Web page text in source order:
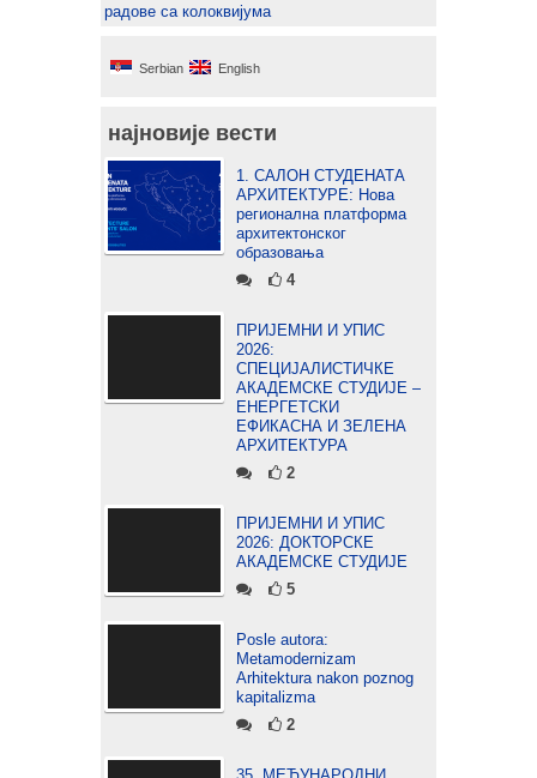
радове са колоквијума
Serbian English
најновије вести
1. САЛОН СТУДЕНАТА
АРХИТЕКТУРЕ: Нова
регионална платформа
архитектонског
образовања
4
ПРИЈЕМНИ И УПИС
2026:
СПЕЦИЈАЛИСТИЧКЕ
АКАДЕМСКЕ СТУДИЈЕ –
ЕНЕРГЕТСКИ
ЕФИКАСНА И ЗЕЛЕНА
АРХИТЕКТУРА
2
ПРИЈЕМНИ И УПИС
2026: ДОКТОРСКЕ
АКАДЕМСКЕ СТУДИЈЕ
5
Posle autora:
Metamodernizam
Arhitektura nakon poznog
kapitalizma
2